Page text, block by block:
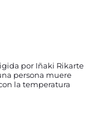
por Iñaki Rikarte
persona muere
la temperatura